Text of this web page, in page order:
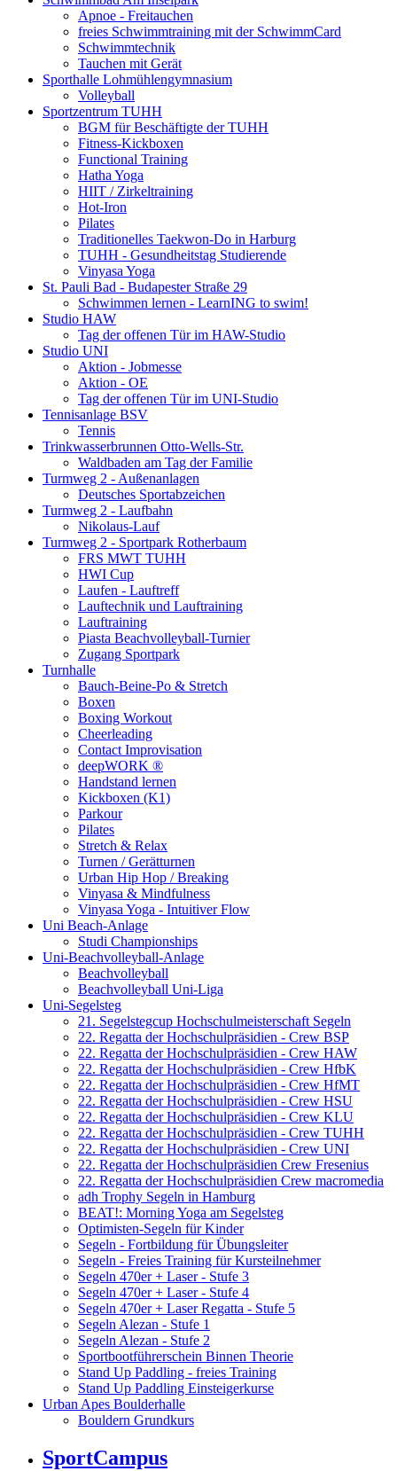
Apnoe - Freitauchen
freies Schwimmtraining mit der SchwimmCard
Schwimmtechnik
Tauchen mit Gerät
Sporthalle Lohmühlengymnasium
Volleyball
Sportzentrum TUHH
BGM für Beschäftigte der TUHH
Fitness-Kickboxen
Functional Training
Hatha Yoga
HIIT / Zirkeltraining
Hot-Iron
Pilates
Traditionelles Taekwon-Do in Harburg
TUHH - Gesundheitstag Studierende
Vinyasa Yoga
St. Pauli Bad - Budapester Straße 29
Schwimmen lernen - LearnING to swim!
Studio HAW
Tag der offenen Tür im HAW-Studio
Studio UNI
Aktion - Jobmesse
Aktion - OE
Tag der offenen Tür im UNI-Studio
Tennisanlage BSV
Tennis
Trinkwasserbrunnen Otto-Wells-Str.
Waldbaden am Tag der Familie
Turmweg 2 - Außenanlagen
Deutsches Sportabzeichen
Turmweg 2 - Laufbahn
Nikolaus-Lauf
Turmweg 2 - Sportpark Rotherbaum
FRS MWT TUHH
HWI Cup
Laufen - Lauftreff
Lauftechnik und Lauftraining
Lauftraining
Piasta Beachvolleyball-Turnier
Zugang Sportpark
Turnhalle
Bauch-Beine-Po & Stretch
Boxen
Boxing Workout
Cheerleading
Contact Improvisation
deepWORK ®
Handstand lernen
Kickboxen (K1)
Parkour
Pilates
Stretch & Relax
Turnen / Gerätturnen
Urban Hip Hop / Breaking
Vinyasa & Mindfulness
Vinyasa Yoga - Intuitiver Flow
Uni Beach-Anlage
Studi Championships
Uni-Beachvolleyball-Anlage
Beachvolleyball
Beachvolleyball Uni-Liga
Uni-Segelsteg
21. Segelstegcup Hochschulmeisterschaft Segeln
22. Regatta der Hochschulpräsidien - Crew BSP
22. Regatta der Hochschulpräsidien - Crew HAW
22. Regatta der Hochschulpräsidien - Crew HfbK
22. Regatta der Hochschulpräsidien - Crew HfMT
22. Regatta der Hochschulpräsidien - Crew HSU
22. Regatta der Hochschulpräsidien - Crew KLU
22. Regatta der Hochschulpräsidien - Crew TUHH
22. Regatta der Hochschulpräsidien - Crew UNI
22. Regatta der Hochschulpräsidien Crew Fresenius
22. Regatta der Hochschulpräsidien Crew macromedia
adh Trophy Segeln in Hamburg
BEAT!: Morning Yoga am Segelsteg
Optimisten-Segeln für Kinder
Segeln - Fortbildung für Übungsleiter
Segeln - Freies Training für Kursteilnehmer
Segeln 470er + Laser - Stufe 3
Segeln 470er + Laser - Stufe 4
Segeln 470er + Laser Regatta - Stufe 5
Segeln Alezan - Stufe 1
Segeln Alezan - Stufe 2
Sportbootführerschein Binnen Theorie
Stand Up Paddling - freies Training
Stand Up Paddling Einsteigerkurse
Urban Apes Boulderhalle
Bouldern Grundkurs
SportCampus